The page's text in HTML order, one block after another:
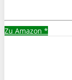
Zu Amazon *